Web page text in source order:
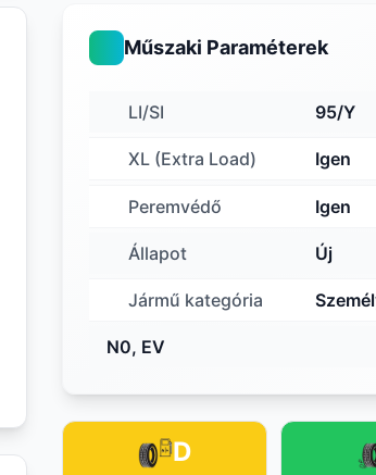
Műszaki Paraméterek
LI/SI 95/Y
XL (Extra Load) Igen
Peremvédő Igen
Állapot Új
Jármű kategória
N0, EV
D